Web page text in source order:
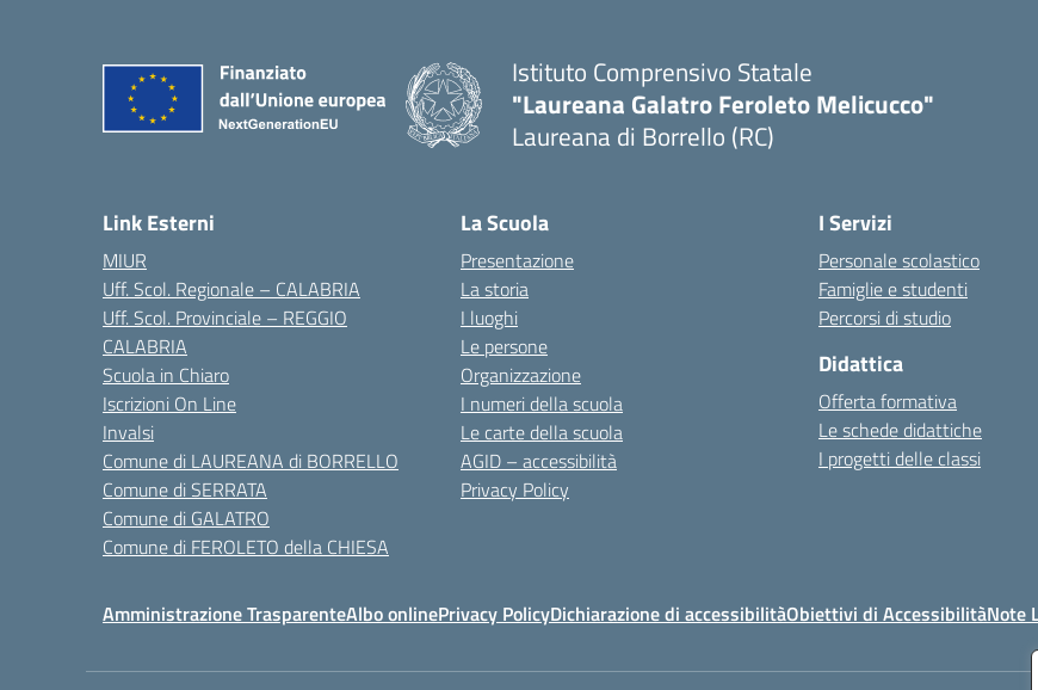
Istituto Comprensivo Statale
"Laureana Galatro Feroleto Melicucco"
Laureana di Borrello (RC)
Link Esterni
MIUR
Uff. Scol. Regionale – CALABRIA
Uff. Scol. Provinciale – REGGIO
CALABRIA
Scuola in Chiaro
Iscrizioni On Line
Invalsi
Comune di LAUREANA di BORRELLO
Comune di SERRATA
Comune di GALATRO
Comune di FEROLETO della CHIESA
La Scuola
Presentazione
La storia
I luoghi
Le persone
Organizzazione
I numeri della scuola
Le carte della scuola
AGID – accessibilità
Privacy Policy
I Servizi
Personale scolastico
Famiglie e studenti
Percorsi di studio
Didattica
Offerta formativa
Le schede didattiche
I progetti delle classi
Amministrazione TrasparenteAlbo onlinePrivacy PolicyDichiarazione di accessibilitàObiettivi di AccessibilitàNote